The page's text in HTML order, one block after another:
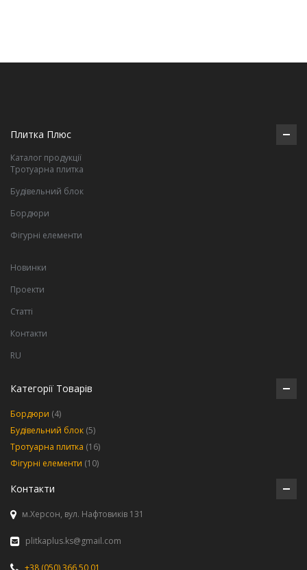
Плитка Плюс
Каталог продукції
Тротуарна плитка
Будівельний блок
Бордюри
Фігурні елементи
Новинки
Проекти
Статті
Контакти
RU
Категорії Товарів
Бордюри (4)
Будівельний блок (5)
Тротуарна плитка (16)
Фігурні елементи (10)
Контакти
м.Херсон, вул. Нафтовиків 131
plitkaplus.ks@gmail.com
+38 (050) 366 50 01